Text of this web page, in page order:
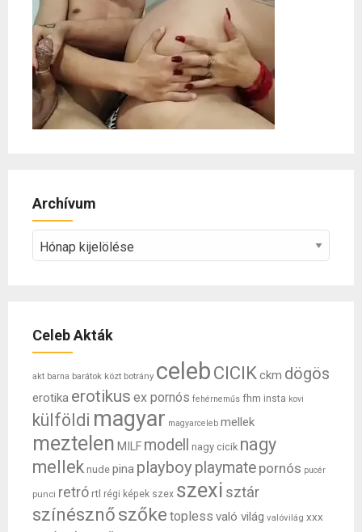
Archívum
Celeb Akták
akt barna barátok közt botrány celebCICIK ckm dögös
erotika erotikus ex pornós fehérneműs fhm insta kovi
külföldi magyar magyarceleb mellek
meztelen MILF modell nagy cicik nagy
mellek nude pina playboy playmate pornós pucér
punci retró rtl régi képek szex szexi sztár
színésznőszőke topless való világ valóvilág xxx